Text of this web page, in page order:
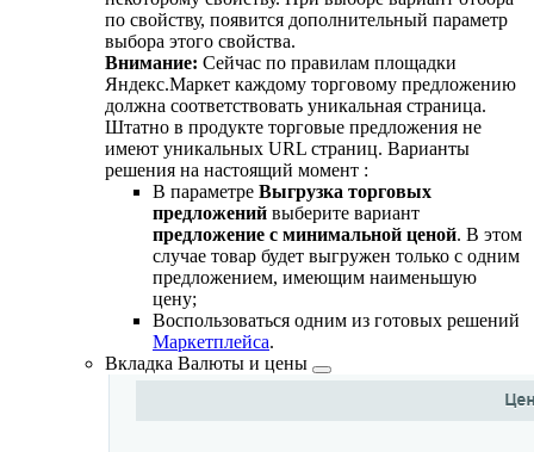
по свойству, появится дополнительный параметр
выбора этого свойства.
Внимание: Сейчас по правилам площадки
Яндекс.Маркет каждому торговому предложению
должна соответствовать уникальная страница.
Штатно в продукте торговые предложения не
имеют уникальных URL страниц. Варианты
решения на настоящий момент :
В параметре Выгрузка торговых
предложений выберите вариант
предложение с минимальной ценой. В этом
случае товар будет выгружен только с одним
предложением, имеющим наименьшую
цену;
Воспользоваться одним из готовых решений
Маркетплейса.
Вкладка Валюты и цены